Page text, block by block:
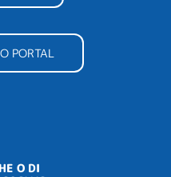
PORTAL
O DI